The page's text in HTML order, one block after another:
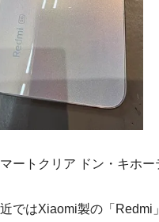
ートクリア ドン・キホー
ではXiaomi製の「Redmi